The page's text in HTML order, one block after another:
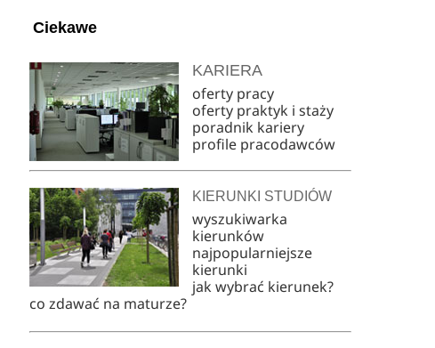
Ciekawe
KARIERA
oferty pracy
oferty praktyk i staży
poradnik kariery
profile pracodawców
KIERUNKI STUDIÓW
wyszukiwarka
kierunków
najpopularniejsze
kierunki
jak wybrać kierunek?
co zdawać na maturze?